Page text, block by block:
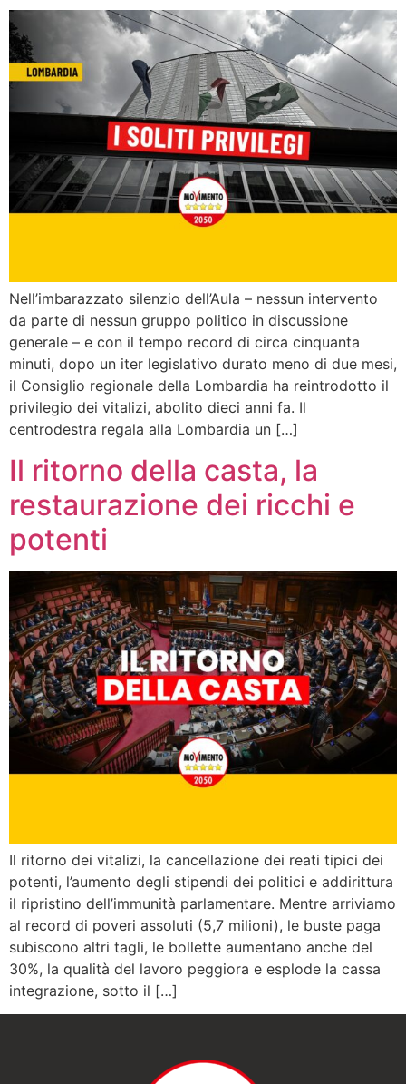
Nell’imbarazzato silenzio dell’Aula – nessun intervento
da parte di nessun gruppo politico in discussione
generale – e con il tempo record di circa cinquanta
minuti, dopo un iter legislativo durato meno di due mesi,
il Consiglio regionale della Lombardia ha reintrodotto il
privilegio dei vitalizi, abolito dieci anni fa. Il
centrodestra regala alla Lombardia un […]
Il ritorno della casta, la
restaurazione dei ricchi e
potenti
Il ritorno dei vitalizi, la cancellazione dei reati tipici dei
potenti, l’aumento degli stipendi dei politici e addirittura
il ripristino dell’immunità parlamentare. Mentre arriviamo
al record di poveri assoluti (5,7 milioni), le buste paga
subiscono altri tagli, le bollette aumentano anche del
30%, la qualità del lavoro peggiora e esplode la cassa
integrazione, sotto il […]